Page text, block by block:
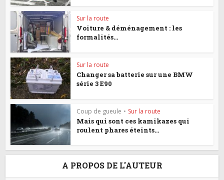
Sur la route
Voiture & déménagement : les
formalités...
Sur la route
Changer sa batterie sur une BMW
série 3 E90
Coup de gueule • Sur la route
Mais qui sont ces kamikazes qui
roulent phares éteints...
A PROPOS DE L'AUTEUR